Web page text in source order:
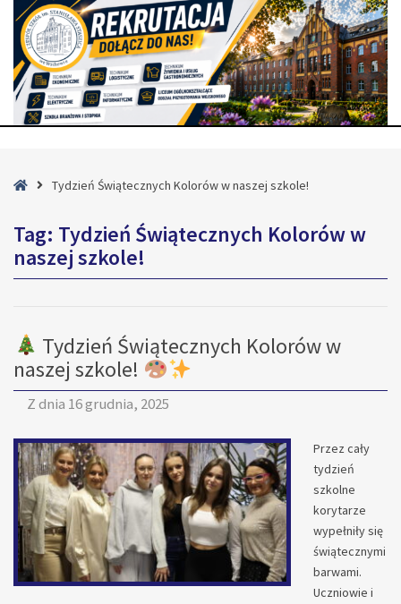
StronaTydzień Świątecznych Kolorów w naszej szkole!
Tag: Tydzień Świątecznych Kolorów w
naszej szkole!
Tydzień Świątecznych Kolorów w
naszej szkole!
Z dnia 16 grudnia, 2025
Przez cały
tydzień
szkolne
korytarze
wypełniły się
świątecznymi
barwami.
Uczniowie i